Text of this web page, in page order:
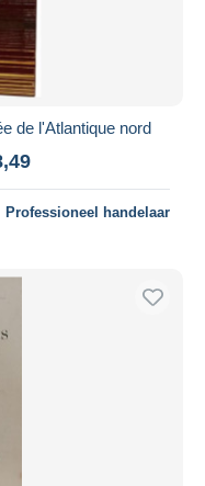
de l'Atlantique nord
Professioneel handelaar